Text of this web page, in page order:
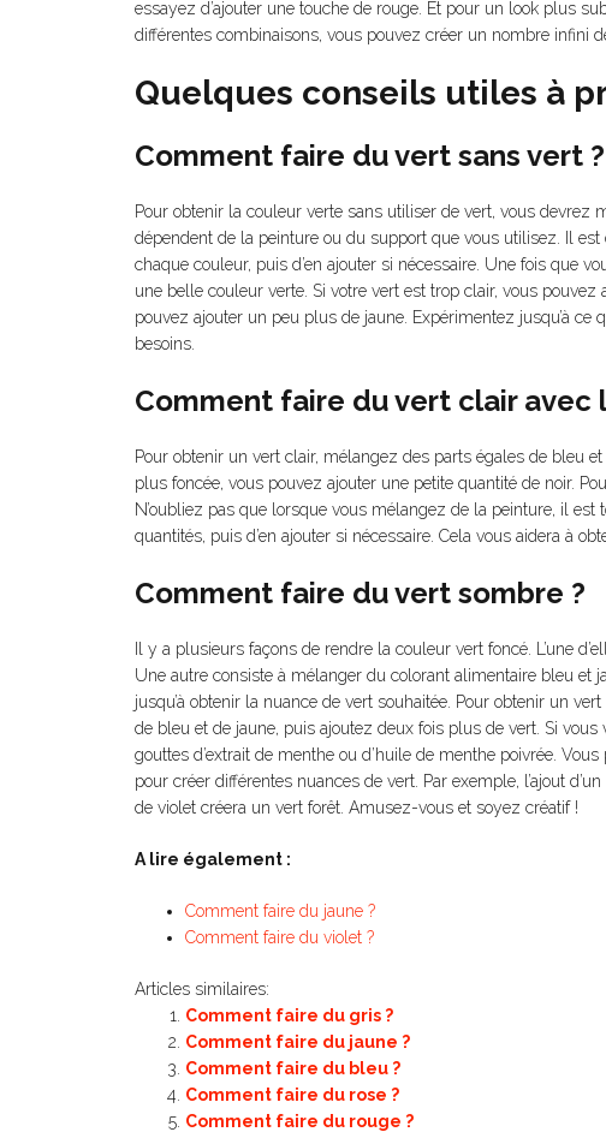
essayez d’ajouter une touche de rouge. Et pour un look plus
différentes combinaisons, vous pouvez créer un nombre infini
Quelques conseils utiles à
Comment faire du vert sans vert ?
Pour obtenir la couleur verte sans utiliser de vert, vous devrez
dépendent de la peinture ou du support que vous utilisez. Il
chaque couleur, puis d’en ajouter si nécessaire. Une fois que
une belle couleur verte. Si votre vert est trop clair, vous
pouvez ajouter un peu plus de jaune. Expérimentez jusqu’à
besoins.
Comment faire du vert clair avec
Pour obtenir un vert clair, mélangez des parts égales de bleu
plus foncée, vous pouvez ajouter une petite quantité de noir.
N’oubliez pas que lorsque vous mélangez de la peinture, il
quantités, puis d’en ajouter si nécessaire. Cela vous aidera à
Comment faire du vert sombre ?
Il y a plusieurs façons de rendre la couleur vert foncé. L’une
Une autre consiste à mélanger du colorant alimentaire bleu et
jusqu’à obtenir la nuance de vert souhaitée. Pour obtenir un
de bleu et de jaune, puis ajoutez deux fois plus de vert. Si
gouttes d’extrait de menthe ou d’huile de menthe poivrée.
pour créer différentes nuances de vert. Par exemple, l’ajout
de violet créera un vert forêt. Amusez-vous et soyez créatif !
A lire également :
Comment faire du jaune ?
Comment faire du violet ?
Articles similaires:
Comment faire du gris ?
Comment faire du jaune ?
Comment faire du bleu ?
Comment faire du rose ?
Comment faire du rouge ?